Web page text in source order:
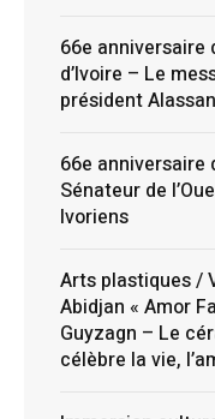
66e anniversaire
d’Ivoire – Le
président
66e anniversaire
Sénateur de
Ivoriens
Arts plastiques /
Abidjan « Amor
Guyzagn – Le
célèbre la vie,